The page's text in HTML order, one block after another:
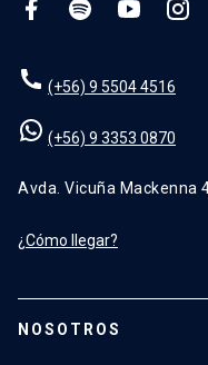
(+56) 9 5504 4516
(+56) 9 3353 0870
Avda. Vicuña Mackenna
¿Cómo llegar?
NOSOTROS